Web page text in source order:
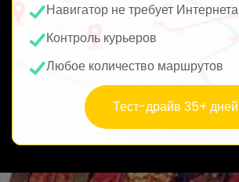
Навигатор не требует Интернета
Контроль курьеров
Любое количество маршрутов
Тест-драйв 35+ дней